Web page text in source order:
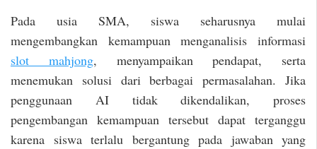
Pada usia SMA, siswa seharusnya mulai
mengembangkan kemampuan menganalisis informasi
slot mahjong, menyampaikan pendapat, serta
menemukan solusi dari berbagai permasalahan. Jika
penggunaan AI tidak dikendalikan, proses
pengembangan kemampuan tersebut dapat terganggu
karena siswa terlalu bergantung pada jawaban yang